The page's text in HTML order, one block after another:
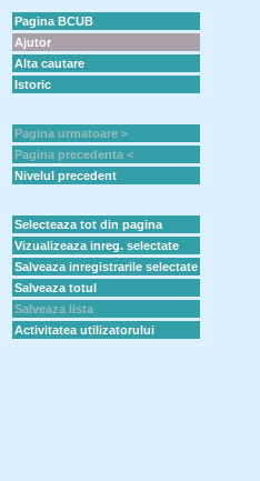
Pagina BCUB
Ajutor
Alta cautare
Istoric
Pagina urmatoare >
Pagina precedenta <
Nivelul precedent
Selecteaza tot din pagina
Vizualizeaza inreg. selectate
Salveaza inregistrarile selectate
Salveaza totul
Salveaza lista
Activitatea utilizatorului